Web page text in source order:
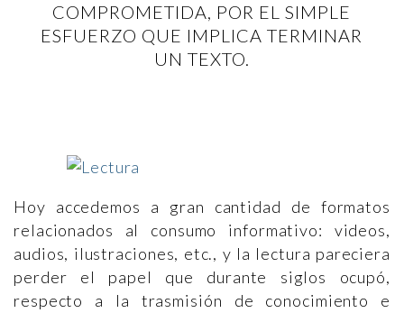
COMPROMETIDA, POR EL SIMPLE
ESFUERZO QUE IMPLICA TERMINAR
UN TEXTO.
Hoy accedemos a gran cantidad de formatos
relacionados al consumo informativo: videos,
audios, ilustraciones, etc., y la lectura pareciera
perder el papel que durante siglos ocupó,
respecto a la trasmisión de conocimiento e